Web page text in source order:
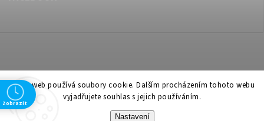
Tento web používá soubory cookie. Dalším procházením tohoto webu
vyjadřujete souhlas s jejich používáním.
Nastavení
Copyright 2026 ZOO ve dvoře Praha 5. Všechna práva vyhrazena.
Upravit nastavení cookies
Zobrazit